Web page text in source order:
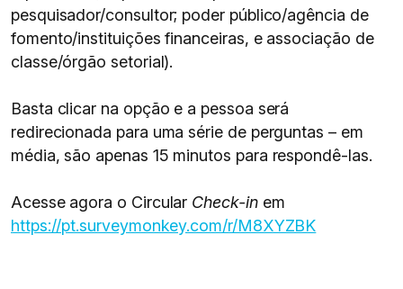
pesquisador/consultor; poder público/agência de
fomento/instituições financeiras, e associação de
classe/órgão setorial).
Basta clicar na opção e a pessoa será
redirecionada para uma série de perguntas – em
média, são apenas 15 minutos para respondê-las.
Acesse agora o Circular Check-inem
https://pt.surveymonkey.com/r/M8XYZBK